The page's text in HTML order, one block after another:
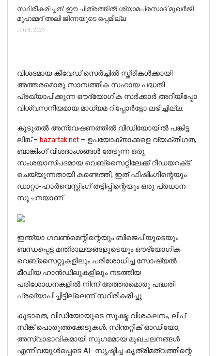
സ്ഥിരീകരിച്ചത്: ഈ ചിത്രത്തില്‍ ശ്യാമപ്രസാദ് മുഖര്‍ജി
മുഹമ്മദ് അലി ജിന്നയുടെ ഒപ്പമില്ല
Jan 8, 2026
വിശദമായ കീവേഡ് സെർച്ചിൽ സ്ത്രീകൾക്കായി
അത്തരമൊരു സാമ്പത്തിക സഹായ പദ്ധതി
പ്രഖ്യാപിക്കുന്ന ഔദ്യോഗിക സർക്കാർ അറിയിപ്പോ
വിശ്വസനീയമായ മാധ്യമ റിപ്പോർട്ടോ ലഭിച്ചില്ല.
കൂടുതൽ അന്വേഷണത്തിൽ വീഡിയോയിൽ പങ്കിട്ട
ലിങ്ക് – bazartak.net – ഉപയോക്താക്കളെ വ്യക്തിഗത,
ബാങ്കിംഗ് വിശദാംശങ്ങൾ തേടുന്ന ഒരു
സംശയാസ്പദമായ വെബ്‌സൈറ്റിലേക്ക് റീഡയറക്‌ട്
ചെയ്യുന്നതായി കണ്ടെത്തി, ഇത് ഫിഷിംഗിന്റെയും
ഡാറ്റാ-ഹാർവെസ്റ്റിംഗ് തട്ടിപ്പിന്റെയും ഒരു പ്രധാന
സൂചനയാണ്.
ഇന്ത്യാ ഗവൺമെന്റിന്റെയും ബിജെപിയുടെയും
ബന്ധപ്പെട്ട മന്ത്രാലയങ്ങളുടെയും ഔദ്യോഗിക
വെബ്‌സൈറ്റുകളിലും പരിശോധിച്ച സോഷ്യൽ
മീഡിയ ഹാൻഡിലുകളിലും നടത്തിയ
പരിശോധനകളിൽ നിന്ന് അത്തരമൊരു പദ്ധതി
പ്രഖ്യാപിച്ചിട്ടില്ലെന്ന് സ്ഥിരീകരിച്ചു.
കൂടാതെ, വീഡിയോയുടെ സൂക്ഷ്മ വിശകലനം, ലിപ്-
സിങ്ക് പൊരുത്തക്കേടുകൾ, സിന്തറ്റിക് ഓഡിയോ,
അസ്വാഭാവികമായി സുഗമമായ മുഖചലനങ്ങൾ
എന്നിവയുൾപ്പെടെ AI- സൃഷ്ടിച്ച കൃത്രിമത്വത്തിന്റെ